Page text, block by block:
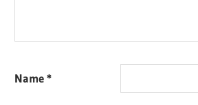
Name*